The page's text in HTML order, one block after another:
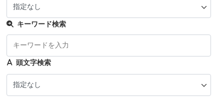
キーワード検索
頭文字検索